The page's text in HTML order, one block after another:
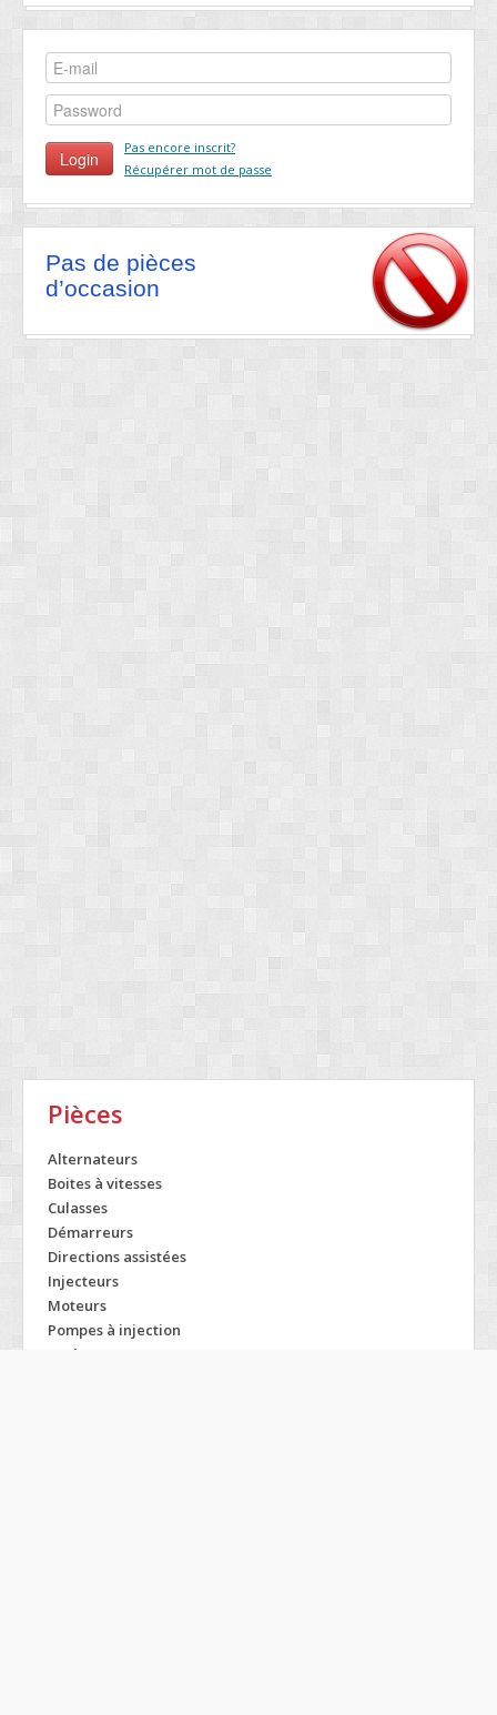
Pas encore inscrit?
Récupérer mot de passe
Pas de pièces
d’occasion
Pièces
Alternateurs
Boites à vitesses
Culasses
Démarreurs
Directions assistées
Injecteurs
Moteurs
Pompes à injection
Turbos